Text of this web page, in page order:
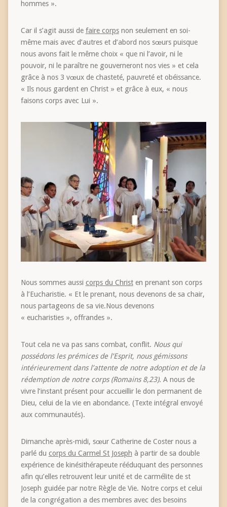
hommes ».
Car il s’agit aussi de faire corpsnon seulement en soi-
même mais avec d’autres et d’abord nos sœurs puisque
nous avons fait le même choix « que ni l’avoir, ni le
pouvoir, ni le paraître ne gouverneront nos vies » et cela
grâce à nos 3 vœux de chasteté, pauvreté et obéissance.
« Ils nous gardent en Christ » et grâce à eux, « nous
faisons corps avec Lui ».
Nous sommes aussi corps du Christen prenant son corps
à l’Eucharistie. « Et le prenant, nous devenons de sa chair,
nous partageons de sa vie.Nous devenons
« eucharisties », offrandes ».
Tout cela ne va pas sans combat, conflit. Nous qui
possédons les prémices de l’Esprit, nous gémissons
intérieurement dans l’attente de notre adoption et de la
rédemption de notre corps (Romains 8,23). A nous de
vivre l’instant présent pour accueillir le don permanent de
Dieu, celui de la vie en abondance. (Texte intégral envoyé
aux communautés).
Dimanche après-midi, sœur Catherine de Coster nous a
parlé du corps du Carmel St Joseph à partir de sa double
expérience de kinésithérapeute rééduquant des personnes
afin qu’elles retrouvent leur unité et de carmélite de st
Joseph guidée par notre Règle de Vie. Notre corps et celui
de la congrégation a des membres avec des besoins